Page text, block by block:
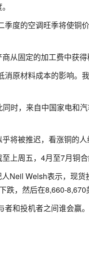
季度的空调旺季将使铜
从固定的加工费中获
消原材料成本的影响。
时，来自中国家电和
将被推迟，看涨铜的人
上周五，4月至7月铜
Neil Welsh表示，现
跌，然后在8,660-8,670
者和投机者之间谁会赢